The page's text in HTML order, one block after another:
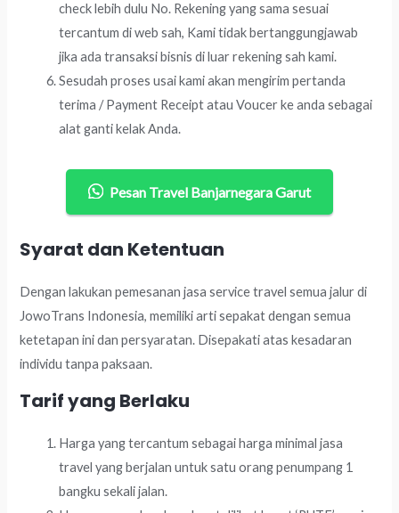
check lebih dulu No. Rekening yang sama sesuai
tercantum di web sah, Kami tidak bertanggungjawab
jika ada transaksi bisnis di luar rekening sah kami.
Sesudah proses usai kami akan mengirim pertanda
terima / Payment Receipt atau Voucer ke anda sebagai
alat ganti kelak Anda.
Pesan Travel Banjarnegara Garut
Syarat dan Ketentuan
Dengan lakukan pemesanan jasa service travel semua jalur di
JowoTrans Indonesia, memiliki arti sepakat dengan semua
ketetapan ini dan persyaratan. Disepakati atas kesadaran
individu tanpa paksaan.
Tarif yang Berlaku
Harga yang tercantum sebagai harga minimal jasa
travel yang berjalan untuk satu orang penumpang 1
bangku sekali jalan.